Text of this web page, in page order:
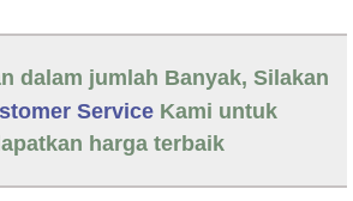
dalam jumlah Banyak, Silakan
Service Kami untuk
harga terbaik